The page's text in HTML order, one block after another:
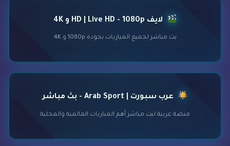
لايف HD | Live HD - 1080p و 4K
بث مباشر لجميع المباريات بجودة 1080p و 4K
عرب سبورت | Arab Sport - بث مباشر
منصة عربية لبث مباشر أهم المباريات العالمية والمحلية